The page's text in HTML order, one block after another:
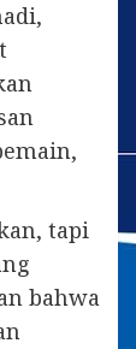
tapi
bahwa